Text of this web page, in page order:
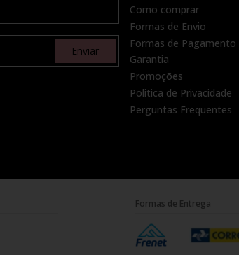
Enviar
Como comprar
Formas de Envio
Formas de Pagamento
Garantia
Promoções
Politica de Privacidade
Perguntas Frequentes
Formas de Entrega